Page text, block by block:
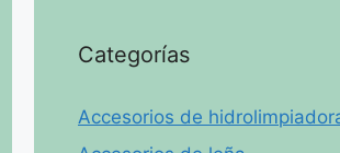
Categorías
Accesorios de